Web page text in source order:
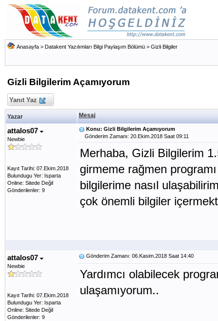
Anasayfa > Datakent Yazılımları Bilgi Paylaşım Bölümü > Gizli Bilgiler
Gizli Bilgilerim Açamıyorum
Yanıt Yaz
Yazar Mesaj
attalos07
Newbie
Kayıt Tarihi: 07.Ekim.2018
Bulundugu Yer: Isparta
Online: Sitede Değil
Gönderilenler: 9
Konu: Gizli Bilgilerim Açamıyorum
Gönderim Zamanı: 20.Ekim.2018 Saat 09:11
Merhaba, Gizli Bilgilerim
girmeme rağmen
bilgilerime nasıl
çok önemli bilgiler
attalos07
Newbie
Kayıt Tarihi: 07.Ekim.2018
Bulundugu Yer: Isparta
Online: Sitede Değil
Gönderilenler: 9
Gönderim Zamanı: 06.Kasim.2018 Saat 14:40
Yardımcı olabilecek
ulaşamıyorum..